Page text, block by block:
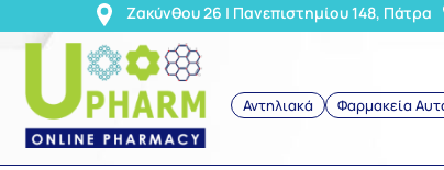
Ζακύνθου 26 | Πανεπιστημίου 148, Πάτρα
Αντηλιακά Φαρμακεία